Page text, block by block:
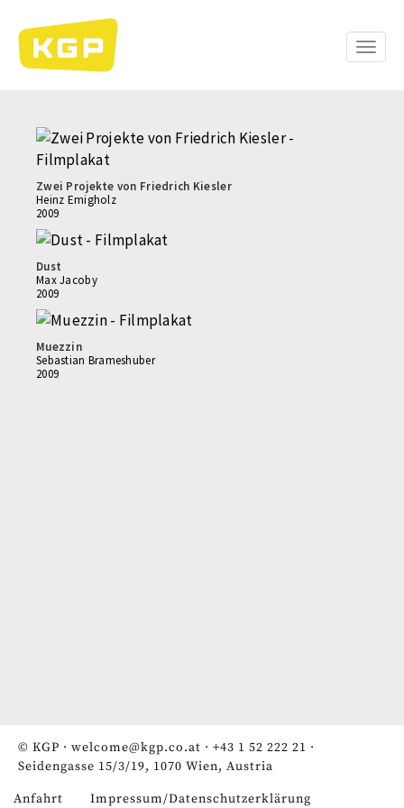
zum
Inhalt
Toggle
Zwei Projekte von Friedrich Kiesler
Heinz Emigholz
2009
Dust
Max Jacoby
2009
Muezzin
Sebastian Brameshuber
2009
© KGP · welcome@kgp.co.at · +43 1 52 222 21 ·
Seidengasse 15/3/19, 1070 Wien, Austria
Anfahrt Impressum/Datenschutzerklärung